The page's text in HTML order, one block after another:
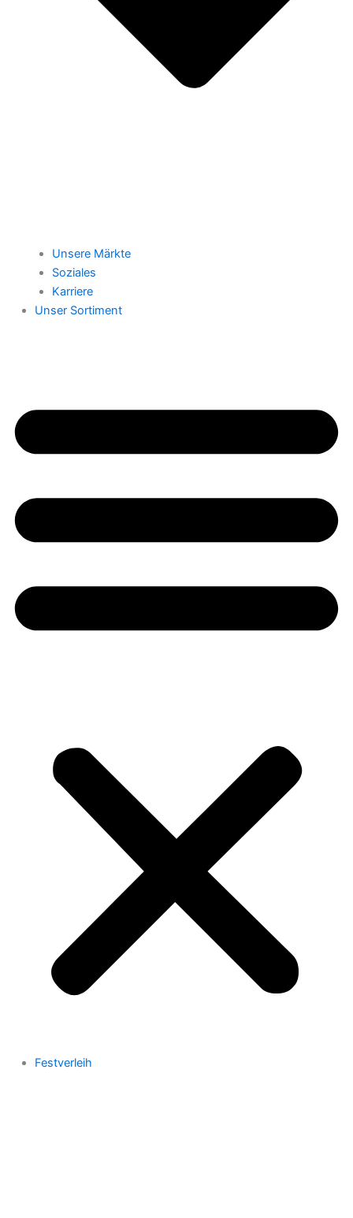
Unsere Märkte
Soziales
Karriere
Unser Sortiment
Festverleih